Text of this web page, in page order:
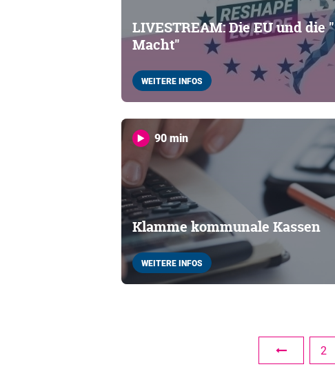
LIVESTREAM: Die EU und die
Macht"
WEITERE INFOS
90 min
Klamme kommunale Kassen
WEITERE INFOS
2